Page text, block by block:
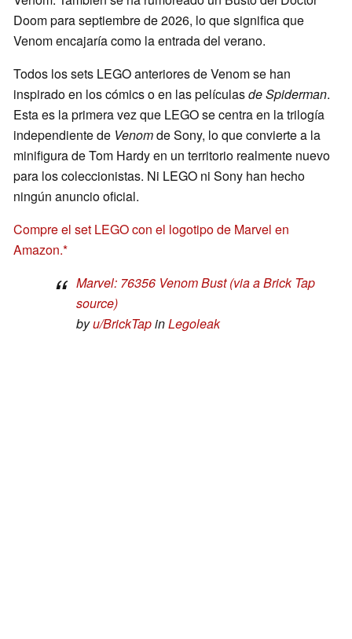
Doom para septiembre de 2026, lo que significa que
Venom encajaría como la entrada del verano.
Todos los sets LEGO anteriores de Venom se han
inspirado en los cómics o en las películasde Spiderman.
Esta es la primera vez que LEGO se centra en la trilogía
independiente de Venomde Sony, lo que convierte a la
minifigura de Tom Hardy en un territorio realmente nuevo
para los coleccionistas. Ni LEGO ni Sony han hecho
ningún anuncio oficial.
Compre el set LEGO con el logotipo de Marvel en
Amazon.
Marvel: 76356 Venom Bust (via a Brick Tap
source)
byu/BrickTapinLegoleak